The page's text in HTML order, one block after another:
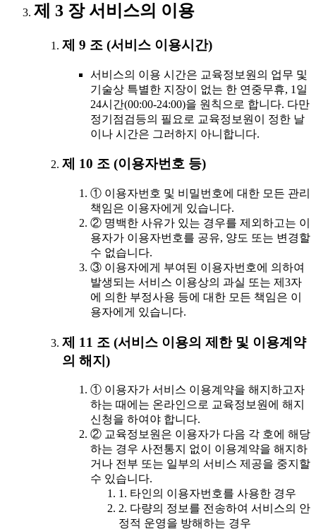
제 3 장 서비스의 이용
제 9 조 (서비스 이용시간)
서비스의 이용 시간은 교육정보원의 업무 및
기술상 특별한 지장이 없는 한 연중무휴, 1일
24시간(00:00-24:00)을 원칙으로 합니다. 다만
정기점검등의 필요로 교육정보원이 정한 날
이나 시간은 그러하지 아니합니다.
제 10 조 (이용자번호 등)
① 이용자번호 및 비밀번호에 대한 모든 관리
책임은 이용자에게 있습니다.
② 명백한 사유가 있는 경우를 제외하고는 이
용자가 이용자번호를 공유, 양도 또는 변경할
수 없습니다.
③ 이용자에게 부여된 이용자번호에 의하여
발생되는 서비스 이용상의 과실 또는 제3자
에 의한 부정사용 등에 대한 모든 책임은 이
용자에게 있습니다.
제 11 조 (서비스 이용의 제한 및 이용계약
의 해지)
① 이용자가 서비스 이용계약을 해지하고자
하는 때에는 온라인으로 교육정보원에 해지
신청을 하여야 합니다.
② 교육정보원은 이용자가 다음 각 호에 해당
하는 경우 사전통지 없이 이용계약을 해지하
거나 전부 또는 일부의 서비스 제공을 중지할
수 있습니다.
1. 타인의 이용자번호를 사용한 경우
2. 다량의 정보를 전송하여 서비스의 안
정적 운영을 방해하는 경우